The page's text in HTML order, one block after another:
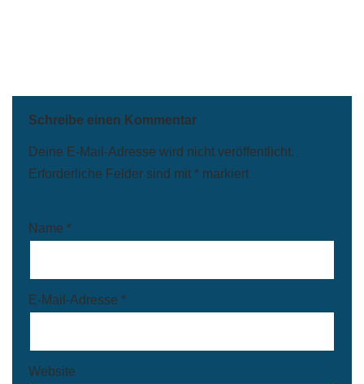
Schreibe einen Kommentar
Deine E-Mail-Adresse wird nicht veröffentlicht.
Erforderliche Felder sind mit * markiert
Name *
E-Mail-Adresse *
Website